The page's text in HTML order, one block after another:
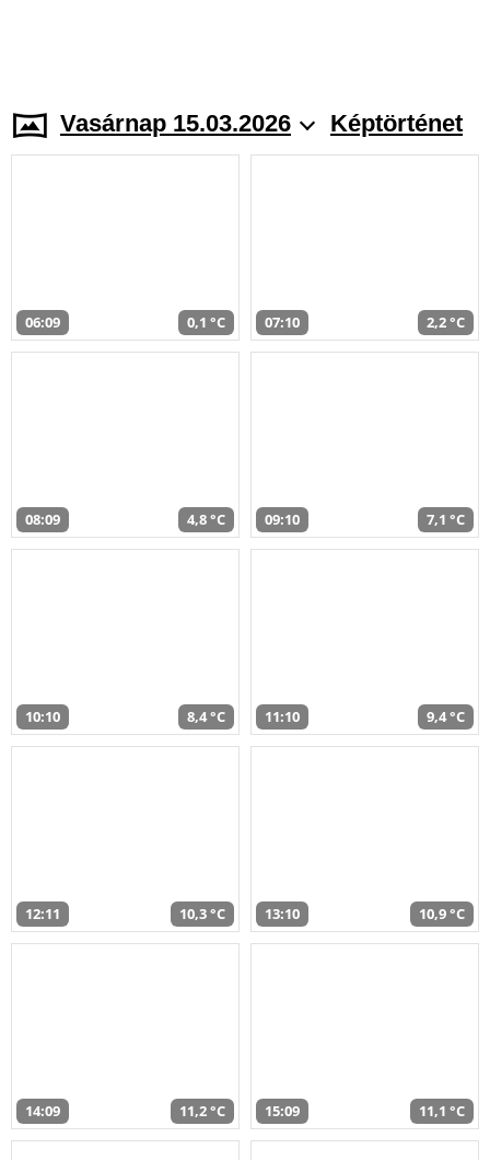
Vasárnap 15.03.2026 Képtörténet
06:09 0,1 °C 07:10 2,2 °C
08:09 4,8 °C 09:10 7,1 °C
10:10 8,4 °C 11:10 9,4 °C
12:11 10,3 °C 13:10 10,9 °C
14:09 11,2 °C 15:09 11,1 °C